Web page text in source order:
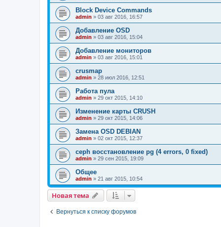
Block Device Commands
admin » 03 авг 2016, 16:57
Добавление OSD
admin » 03 авг 2016, 15:04
Добавление мониторов
admin » 03 авг 2016, 15:01
crusmap
admin » 28 июл 2016, 12:51
Работа пула
admin » 29 окт 2015, 14:10
Изменение карты CRUSH
admin » 29 окт 2015, 14:06
Замена OSD DEBIAN
admin » 02 окт 2015, 12:37
ceph восстановление pg (4 errors, 0 fixed)
admin » 29 сен 2015, 19:09
Общее
admin » 21 авг 2015, 10:54
Новая тема
Вернуться к списку форумов